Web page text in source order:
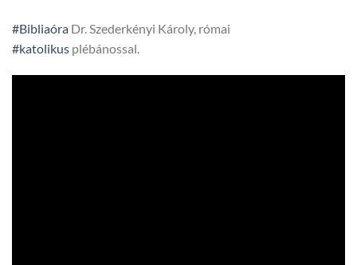
#Bibliaóra Dr. Szederkényi Károly, római
#katolikus plébánossal.